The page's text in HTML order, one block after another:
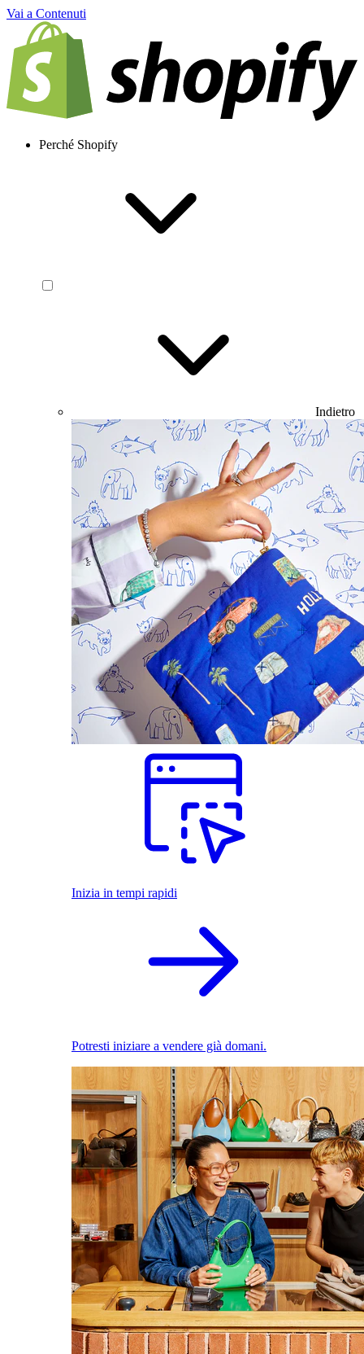
Vai a Contenuti
Perché Shopify
Indietro
Inizia in tempi rapidi
Potresti iniziare a vendere già domani.